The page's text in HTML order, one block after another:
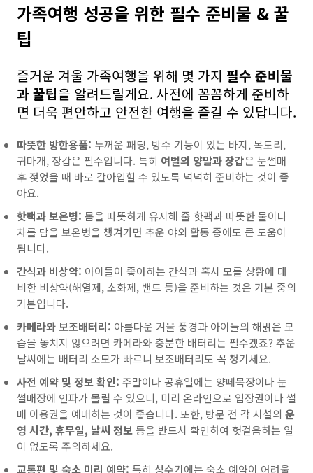
가족여행 성공을 위한 필수 준비물 & 꿀
팁
즐거운 겨울 가족여행을 위해 몇 가지 필수 준비물
과 꿀팁을 알려드릴게요. 사전에 꼼꼼하게 준비하
면 더욱 편안하고 안전한 여행을 즐길 수 있답니다.
따뜻한 방한용품: 두꺼운 패딩, 방수 기능이 있는 바지, 목도리,
귀마개, 장갑은 필수입니다. 특히 여벌의 양말과 장갑은 눈썰매
후 젖었을 때 바로 갈아입힐 수 있도록 넉넉히 준비하는 것이 좋
아요.
핫팩과 보온병: 몸을 따뜻하게 유지해 줄 핫팩과 따뜻한 물이나
차를 담을 보온병을 챙겨가면 추운 야외 활동 중에도 큰 도움이
됩니다.
간식과 비상약: 아이들이 좋아하는 간식과 혹시 모를 상황에 대
비한 비상약(해열제, 소화제, 밴드 등)을 준비하는 것은 기본 중의
기본입니다.
카메라와 보조배터리: 아름다운 겨울 풍경과 아이들의 해맑은 모
습을 놓치지 않으려면 카메라와 충분한 배터리는 필수겠죠? 추운
날씨에는 배터리 소모가 빠르니 보조배터리도 꼭 챙기세요.
사전 예약 및 정보 확인: 주말이나 공휴일에는 양떼목장이나 눈
썰매장에 인파가 몰릴 수 있으니, 미리 온라인으로 입장권이나 썰
매 이용권을 예매하는 것이 좋습니다. 또한, 방문 전 각 시설의 운
영 시간, 휴무일, 날씨 정보등을 반드시 확인하여 헛걸음하는 일
이 없도록 주의하세요.
교통편 및 숙소 미리 예약: 특히 성수기에는 숙소 예약이 어려울